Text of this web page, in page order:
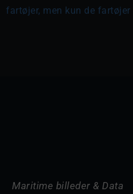
fartøjer, men kun de
Maritime billeder & Data